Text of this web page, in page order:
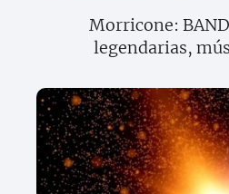
Morricone:
legendarias,